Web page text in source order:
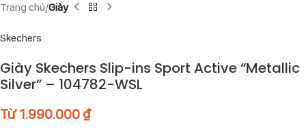
Trang chủ Giày
Skechers
Giày Skechers Slip-ins Sport Active “Metallic
Silver” – 104782-WSL
Từ1.990.000 ₫